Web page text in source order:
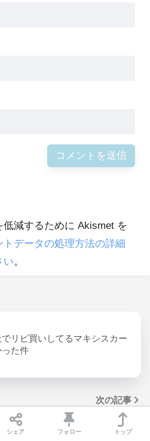
低減するために Akismet を
トデータの処理方法の詳細
い。
リピ買いしてるマキシスカー
った件
次の記事
を月額842円で
シェア フォロー トップ